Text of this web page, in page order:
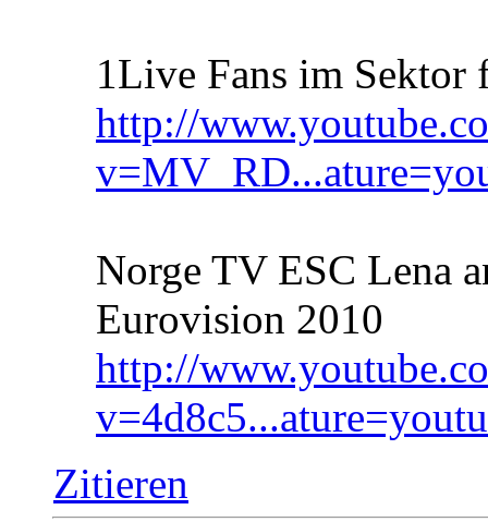
1Live Fans im Sektor
http://
Norge TV ESC Lena
Eurovision 2010
http://
Zitieren